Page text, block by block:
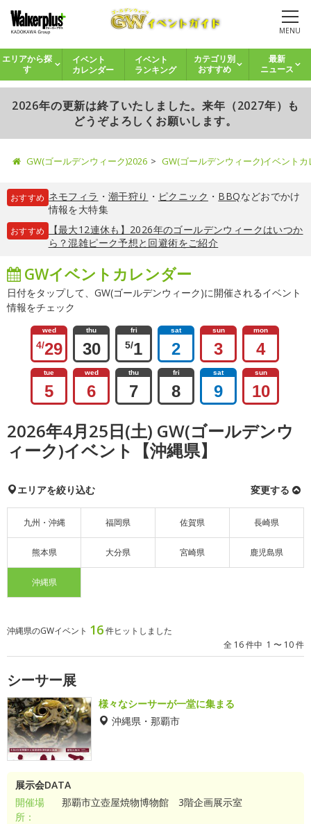
MENU
エリアから探
す
イベント
カレンダー
イベント
ランキング
カテゴリ別
おすすめ
最新
ニュース
2026年の更新は終了いたしました。来年（2027年）も
どうぞよろしくお願いします。
GW(ゴールデンウィーク)2026 GW(ゴールデンウィーク)イベント
おすすめ ネモフィラ ・ 潮干狩り ・ ピクニック ・ BBQなどおでかけ
情報を大特集
おすすめ
【最大12連休も】2026年のゴールデンウィークはいつか
ら？混雑ピーク予想と回避術をご紹介
GWイベントカレンダー
日付をタップして、GW(ゴールデンウィーク)に開催されるイベント
情報をチェック
wed
4/29
thu
30
fri
5/1
sat
2
sun
3
mon
4
tue
5
wed
6
thu
7
fri
8
sat
9
sun
10
2026年4月25日(土) GW(ゴールデンウ
ィーク)イベント【沖縄県】
エリアを絞り込む 変更する
九州・沖縄 福岡県 佐賀県 長崎県
熊本県 大分県 宮崎県 鹿児島県
沖縄県
沖縄県のGWイベント 16件ヒットしました
全 16 件中 1 〜 10 件
シーサー展
様々なシーサーが一堂に集まる
沖縄県・那覇市
展示会DATA
開催場
所：
那覇市立壺屋焼物博物館 3階企画展示室